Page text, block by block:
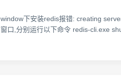
window下安装redis报错: creating
窗口,分别运行以下命令 redis-cli.exe